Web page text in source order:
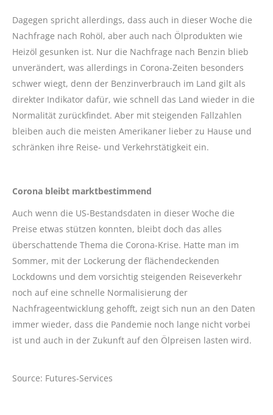
Dagegen spricht allerdings, dass auch in dieser Woche die
Nachfrage nach Rohöl, aber auch nach Ölprodukten wie
Heizöl gesunken ist. Nur die Nachfrage nach Benzin blieb
unverändert, was allerdings in Corona-Zeiten besonders
schwer wiegt, denn der Benzinverbrauch im Land gilt als
direkter Indikator dafür, wie schnell das Land wieder in die
Normalität zurückfindet. Aber mit steigenden Fallzahlen
bleiben auch die meisten Amerikaner lieber zu Hause und
schränken ihre Reise- und Verkehrstätigkeit ein.
Corona bleibt marktbestimmend
Auch wenn die US-Bestandsdaten in dieser Woche die
Preise etwas stützen konnten, bleibt doch das alles
überschattende Thema die Corona-Krise. Hatte man im
Sommer, mit der Lockerung der flächendeckenden
Lockdowns und dem vorsichtig steigenden Reiseverkehr
noch auf eine schnelle Normalisierung der
Nachfrageentwicklung gehofft, zeigt sich nun an den Daten
immer wieder, dass die Pandemie noch lange nicht vorbei
ist und auch in der Zukunft auf den Ölpreisen lasten wird.
Source: Futures-Services